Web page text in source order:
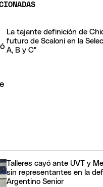
La tajante definición de
futuro de Scaloni en la
A, B y C"
Talleres cayó ante UVT y
sin representantes en la
Argentino Senior